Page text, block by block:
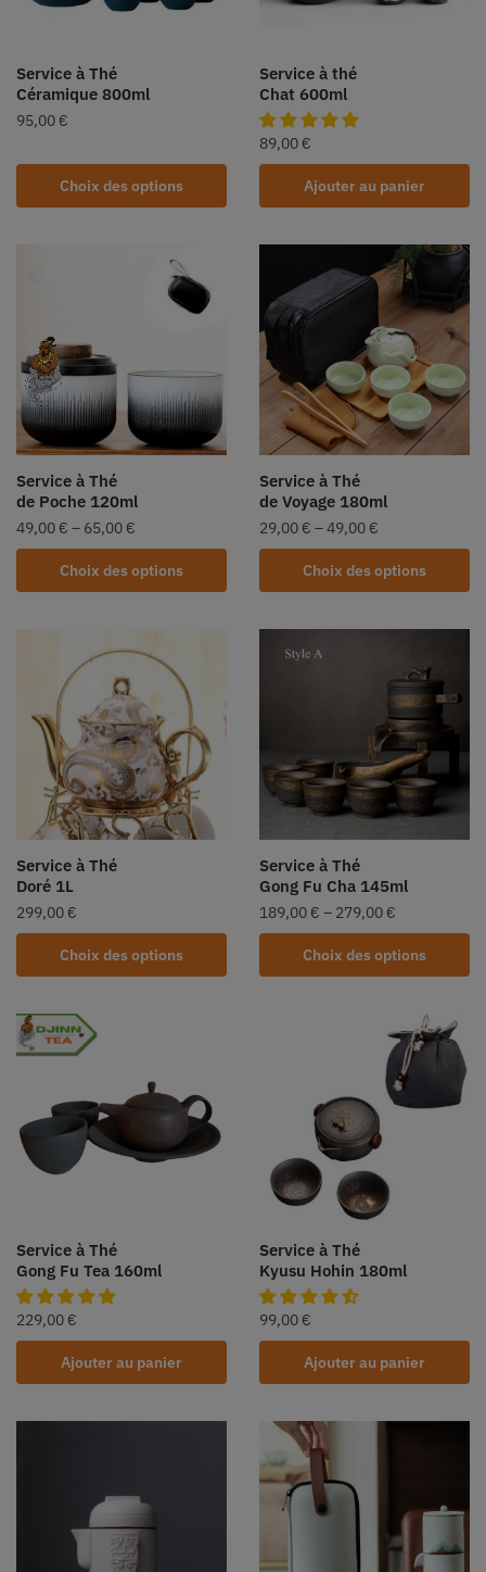
Service à Thé
Céramique 800ml
95,00 €
Choix des options
Service à thé
Chat 600ml
89,00 €
Ajouter au panier
Service à Thé
de Poche 120ml
49,00 € – 65,00 €
Choix des options
Service à Thé
de Voyage 180ml
29,00 € –49,00 €
Choix des options
Service à Thé
Doré 1L
299,00 €
Choix des options
Service à Thé
Gong Fu Cha 145ml
189,00 € – 279,00 €
Choix des options
Service à Thé
Gong Fu Tea 160ml
229,00 €
Ajouter au panier
Service à Thé
Kyusu Hohin 180ml
99,00 €
Ajouter au panier